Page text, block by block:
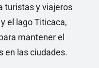
turistas y viajeros
el lago Titicaca,
mantener el
en las ciudades.